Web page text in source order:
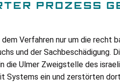
PROZESS
Verfahren nur um die recht
und der Sachbeschädigung.
die Ulmer Zweigstelle des
Systems ein und zerstörten